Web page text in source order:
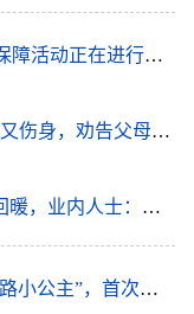
动正在进行时 信息
母：谨慎购买|世界要闻
行稳致远还需强链补链
，首次回应性别疑问